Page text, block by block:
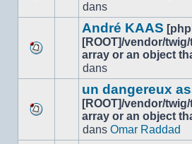
nouveau
message
ce
dans
nouveau
message
André KAAS
[ROOT]/vendor/
array or an object
dans
nouveau
un dangereux
[ROOT]/vendor/
array or an object
dans Omar Raddad